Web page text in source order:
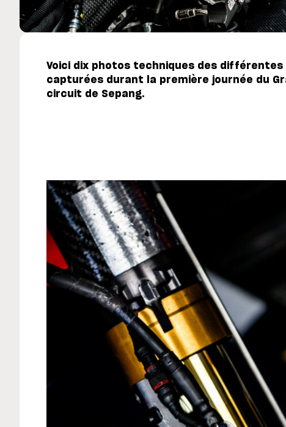
Voici dix photos techniques des
capturées durant la première journée du
circuit de Sepang.